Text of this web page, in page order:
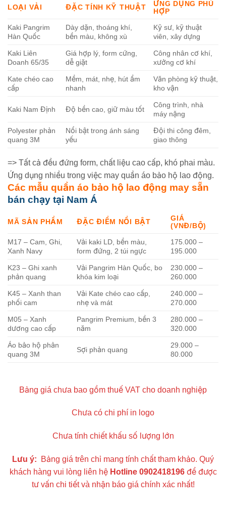
LOẠI VẢI ĐẶC TÍNH KỸ THUẬT
ỨNG DỤNG PHÙ
HỢP
Kaki Pangrim
Hàn Quốc
Dày dặn, thoáng khí,
bền màu, không xù
Kỹ sư, kỹ thuật
viên, xây dựng
Kaki Liên
Doanh 65/35
Giá hợp lý, form cứng,
dễ giặt
Công nhân cơ khí,
xưởng cơ khí
Kate chéo cao
cấp
Mềm, mát, nhẹ, hút ẩm
nhanh
Văn phòng kỹ thuật,
kho vận
Kaki Nam Định Độ bền cao, giữ màu tốt
Công trình, nhà
máy nặng
Polyester phản
quang 3M
Nổi bật trong ánh sáng
yếu
Đội thi công đêm,
giao thông
=> Tất cả đều đứng form, chất liệu cao cấp, khó phai màu.
Ứng dụng nhiều trong việc may quần áo bảo hộ lao động.
Các mẫu quần áo bảo hộ lao động may sẵn
bán chạy tại Nam Á
MÃ SẢN PHẨM ĐẶC ĐIỂM NỔI BẬT
GIÁ
(VNĐ/BỘ)
M17 – Cam, Ghi,
Xanh Navy
Vải kaki LD, bền màu,
form đứng, 2 túi ngực
175.000 –
195.000
K23 – Ghi xanh
phản quang
Vải Pangrim Hàn Quốc, bo
khóa kim loại
230.000 –
260.000
K45 – Xanh than
phối cam
Vải Kate chéo cao cấp,
nhẹ và mát
240.000 –
270.000
M05 – Xanh
dương cao cấp
Pangrim Premium, bền 3
năm
280.000 –
320.000
Áo bảo hộ phản
quang 3M
Sợi phản quang
29.000 –
80.000
Bảng giá chưa bao gồm thuế VAT cho doanh nghiệp
Chưa có chi phí in logo
Chưa tính chiết khấu số lượng lớn
Lưu ý:
Bảng giá trên chỉ mang tính chất tham khảo. Quý
khách hàng vui lòng liên hệHotline 0902418196để được
tư vấn chi tiết và nhận báo giá chính xác nhất!